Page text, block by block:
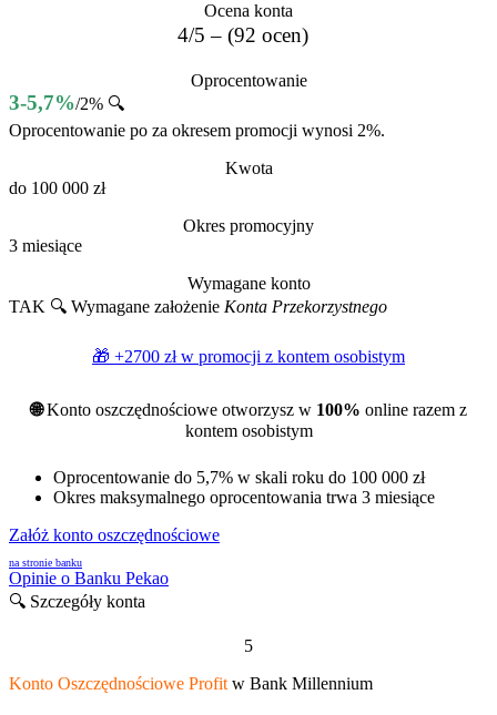
Ocena konta
4/5 – (92 ocen)
Oprocentowanie
3-5,7%/2% 🔍
Oprocentowanie po za okresem promocji wynosi 2%.
Kwota
do 100 000 zł
Okres promocyjny
3 miesiące
Wymagane konto
TAK 🔍 Wymagane założenie Konta Przekorzystnego
🎁 +2700 zł w promocji z kontem osobistym
🌐Konto oszczędnościowe otworzysz w 100% online razem z
kontem osobistym
Oprocentowanie do 5,7% w skali roku do 100 000 zł
Okres maksymalnego oprocentowania trwa 3 miesiące
Załóż konto oszczędnościowe
na stronie banku
Opinie o Banku Pekao
🔍 Szczegóły konta
5
Konto Oszczędnościowe Profit w Bank Millennium